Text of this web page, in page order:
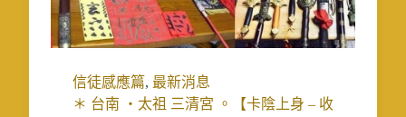
信徒感應篇, 最新消息
＊ 台南 ‧太祖 三清宮 。【卡陰上身 – 收